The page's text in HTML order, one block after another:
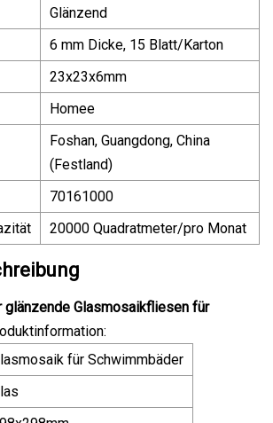
Glänzend
6 mm Dicke, 15 Blatt/Karton
23x23x6mm
Homee
Foshan, Guangdong, China
(Festland)
70161000
20000 Quadratmeter/pro Monat
glänzende Glasmosaikfliesen für
für Schwimmbäder